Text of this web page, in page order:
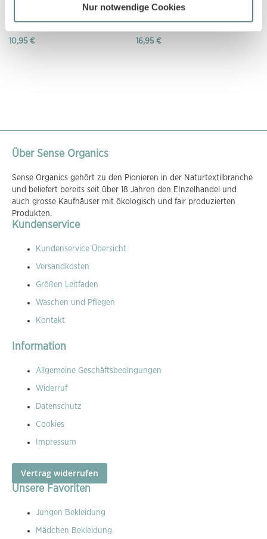
Nur notwendige Cookies
Modell CHARLIE
10,95 €
Baby Strickleggings in hellem
Türkis, Modell PABLO
16,95 €
Über Sense Organics
Sense Organics gehört zu den Pionieren in der Naturtextilbranche
und beliefert bereits seit über 18 Jahren den EInzelhandel und
auch grosse Kaufhäuser mit ökologisch und fair produzierten
Produkten.
Kundenservice
Kundenservice Übersicht
Versandkosten
Größen Leitfaden
Waschen und Pflegen
Kontakt
Information
Allgemeine Geschäftsbedingungen
Widerruf
Datenschutz
Cookies
Impressum
Vertrag widerrufen
Unsere Favoriten
Jungen Bekleidung
Mädchen Bekleidung